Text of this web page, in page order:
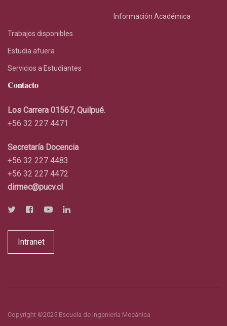
Información Académica
Trabajos disponibles
Estudia afuera
Servicios a Estudiantes
Contacto
Los Carrera 01567, Quilpué.
+56 32 227 4471
Secretaría Docencia
+56 32 227 4483
+56 32 227 4472
dirmec@pucv.cl
Intranet
Copyright ©2025 Escuela de Ingeniería Mecánica